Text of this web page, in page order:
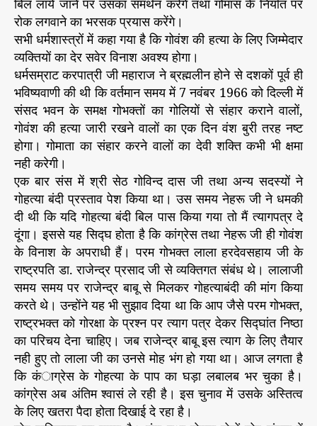
बिल लाये जाने पर उसका समर्थन करेंगे तथा गोमांस के निर्यात पर
रोक लगवाने का भरसक प्रयास करेंगे।
सभी धर्मशास्त्रों में कहा गया है कि गोवंश की हत्या के लिए जिम्मेदार
व्यक्तियों का देर सवेर विनाश अवश्य होगा।
धर्मसम्राट करपात्री जी महाराज ने ब्रह्मलीन होने से दशकों पूर्व ही
भविष्यवाणी की थी कि वर्तमान समय में 7 नवंबर 1966 को दिल्ली में
संसद भवन के समक्ष गोभक्तों का गोलियों से संहार कराने वालों,
गोवंश की हत्या जारी रखने वालों का एक दिन वंश बुरी तरह नष्ट
होगा। गोमाता का संहार करने वालों का देवी शक्ति कभी भी क्षमा
नही करेगी।
एक बार संस में श्री सेठ गोविन्द दास जी तथा अन्य सदस्यों ने
गोहत्या बंदी प्रस्ताव पेश किया था। उस समय नेहरू जी ने धमकी
दी थी कि यदि गोहत्या बंदी बिल पास किया गया तो मैं त्यागपत्र दे
दूंगा। इससे यह सिद्घ होता है कि कांग्रेस तथा नेहरू जी ही गोवंश
के विनाश के अपराधी हैं। परम गोभक्त लाला हरदेवसहाय जी के
राष्ट्रपति डा. राजेन्द्र प्रसाद जी से व्यक्तिगत संबंध थे। लालाजी
समय समय पर राजेन्द्र बाबू से मिलकर गोहत्याबंदी की मांग किया
करते थे। उन्होंने यह भी सुझाव दिया था कि आप जैसे परम गोभक्त,
राष्ट्रभक्त को गोरक्षा के प्रश्न पर त्याग पत्र देकर सिद्घांत निष्ठा
का परिचय देना चाहिए। जब राजेन्द्र बाबू इस त्याग के लिए तैयार
नही हुए तो लाला जी का उनसे मोह भंग हो गया था। आज लगता है
कि कंाग्रेस के गोहत्या के पाप का घड़ा लबालब भर चुका है।
कांग्रेस अब अंतिम श्वासं ले रही है। इस चुनाव में उसके अस्तित्व
के लिए खतरा पैदा होता दिखाई दे रहा है।